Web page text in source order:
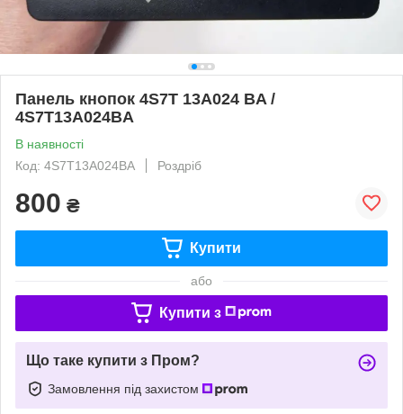
Панель кнопок 4S7T 13A024 BA /
4S7T13A024BA
В наявності
Код: 4S7T13A024BA
Роздріб
800 ₴
Купити
або
Купити з
Що таке купити з Пром?
Замовлення під захистом